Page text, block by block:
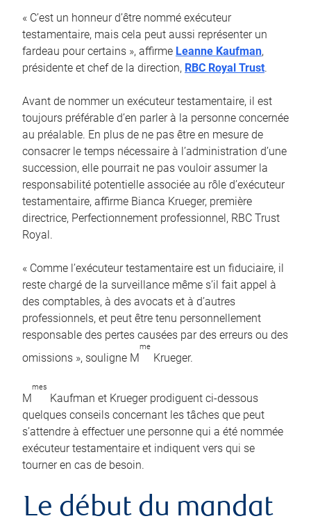
« C’est un honneur d’être nommé exécuteur
testamentaire, mais cela peut aussi représenter un
fardeau pour certains », affirme Leanne Kaufman,
présidente et chef de la direction, RBC Royal Trust.
Avant de nommer un exécuteur testamentaire, il est
toujours préférable d’en parler à la personne concernée
au préalable. En plus de ne pas être en mesure de
consacrer le temps nécessaire à l’administration d’une
succession, elle pourrait ne pas vouloir assumer la
responsabilité potentielle associée au rôle d’exécuteur
testamentaire, affirme Bianca Krueger, première
directrice, Perfectionnement professionnel, RBC Trust
Royal.
« Comme l’exécuteur testamentaire est un fiduciaire, il
reste chargé de la surveillance même s’il fait appel à
des comptables, à des avocats et à d’autres
professionnels, et peut être tenu personnellement
responsable des pertes causées par des erreurs ou des
omissions », souligne M
me
Krueger.
M
mes
Kaufman et Krueger prodiguent ci-dessous
quelques conseils concernant les tâches que peut
s’attendre à effectuer une personne qui a été nommée
exécuteur testamentaire et indiquent vers qui se
tourner en cas de besoin.
Le début du mandat